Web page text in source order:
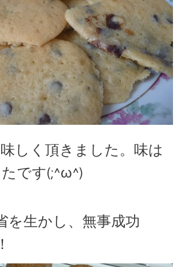
しく頂きました。味は
です(;^ω^)
を生かし、無事成功